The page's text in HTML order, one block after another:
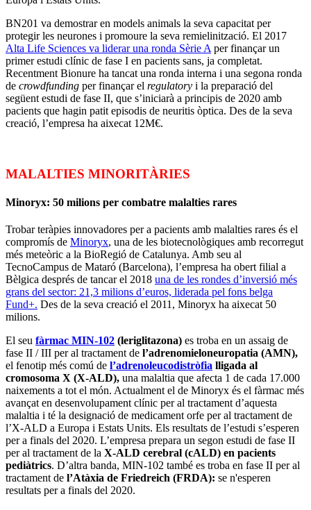
BN201 va demostrar en models animals la seva capacitat per
protegir les neurones i promoure la seva remielinització. El 2017
Alta Life Sciences va liderar una ronda Sèrie A per finançar un
primer estudi clínic de fase I en pacients sans, ja completat.
Recentment Bionure ha tancat una ronda interna i una segona ronda
de crowdfunding per finançar el regulatory i la preparació del
següent estudi de fase II, que s’iniciarà a principis de 2020 amb
pacients que hagin patit episodis de neuritis òptica. Des de la seva
creació, l’empresa ha aixecat 12M€.
MALALTIES MINORITÀRIES
Minoryx: 50 milions per combatre malalties rares
Trobar teràpies innovadores per a pacients amb malalties rares és el
compromís de Minoryx, una de les biotecnològiques amb recorregut
més meteòric a la BioRegió de Catalunya. Amb seu al
TecnoCampus de Mataró (Barcelona), l’empresa ha obert filial a
Bèlgica després de tancar el 2018 una de les rondes d’inversió més
grans del sector: 21,3 milions d’euros, liderada pel fons belga
Fund+. Des de la seva creació el 2011, Minoryx ha aixecat 50
milions.
El seu fàrmac MIN-102 (leriglitazona) es troba en un assaig de
fase II / III per al tractament de l’adrenomieloneuropatia (AMN),
el fenotip més comú de l’adrenoleucodistròfia lligada al
cromosoma X (X-ALD), una malaltia que afecta 1 de cada 17.000
naixements a tot el món. Actualment el de Minoryx és el fàrmac més
avançat en desenvolupament clínic per al tractament d’aquesta
malaltia i té la designació de medicament orfe per al tractament de
l’X-ALD a Europa i Estats Units. Els resultats de l’estudi s’esperen
per a finals del 2020. L’empresa prepara un segon estudi de fase II
per al tractament de la X-ALD cerebral (cALD) en pacients
pediàtrics. D’altra banda, MIN-102 també es troba en fase II per al
tractament de l’Atàxia de Friedreich (FRDA): se n'esperen
resultats per a finals del 2020.